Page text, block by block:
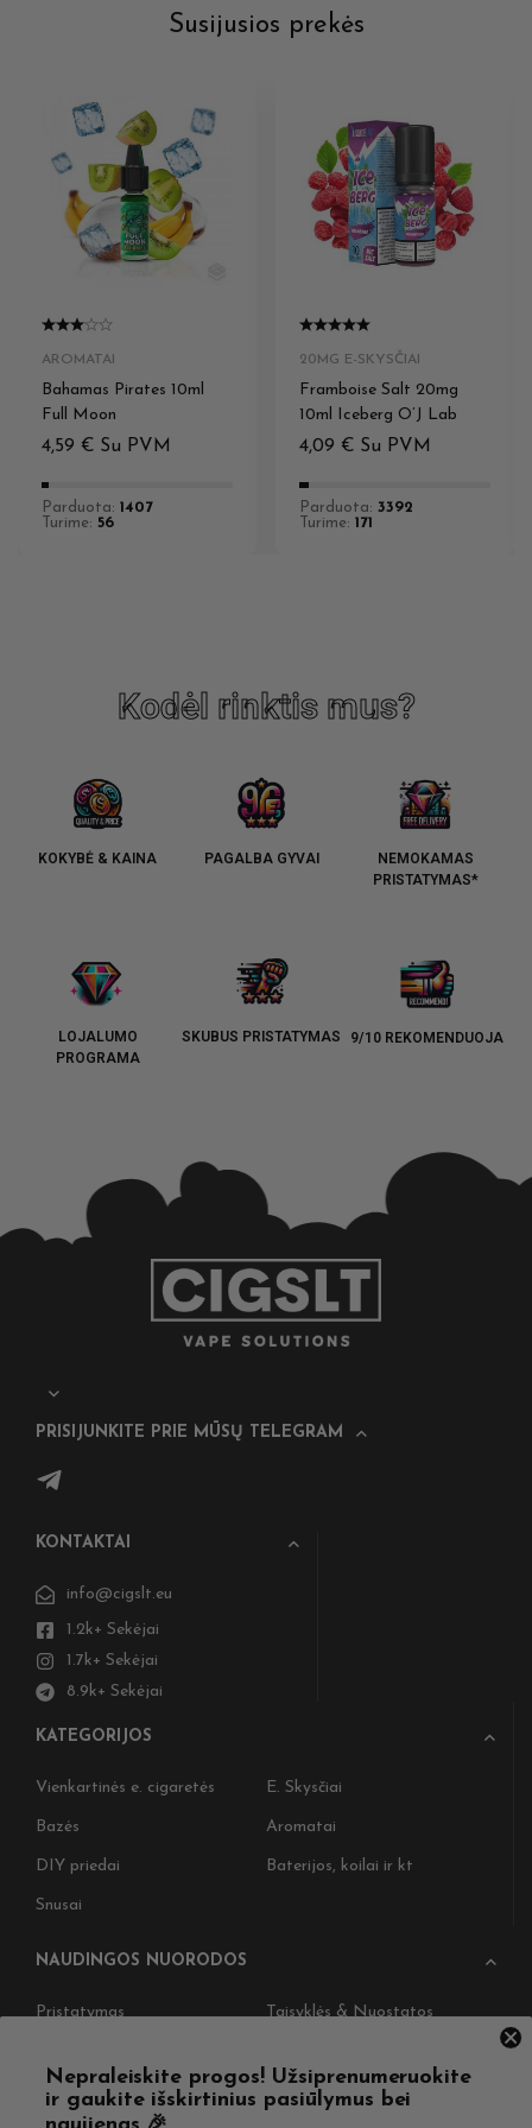
Susijusios prekės
AROMATAI
Bahamas Pirates 10ml
Full Moon
4,59 € Su PVM
Parduota: 1407
Turime: 56
20MG E-SKYSČIAI
Framboise Salt 20mg
10ml Iceberg O’J Lab
4,09 € Su PVM
Parduota: 3392
Turime: 171
Kodėl rinktis mus?
KOKYBĖ & KAINA PAGALBA GYVAI
NEMOKAMAS
PRISTATYMAS*
LOJALUMO
PROGRAMA
SKUBUS PRISTATYMAS 9/10 REKOMENDUOJA
PRISIJUNKITE PRIE MŪSŲ TELEGRAM
KONTAKTAI
info@cigslt.eu
1.2k+ Sekėjai
1.7k+ Sekėjai
8.9k+ Sekėjai
KATEGORIJOS
Vienkartinės e. cigaretės E. Skysčiai
Bazės Aromatai
DIY priedai Baterijos, koilai ir kt
Snusai
NAUDINGOS NUORODOS
Pristatymas Taisyklės & Nuostatos
Straipsniai Apie Mus
Nepraleiskite progos! Užsiprenumeruokite
ir gaukite išskirtinius pasiūlymus bei